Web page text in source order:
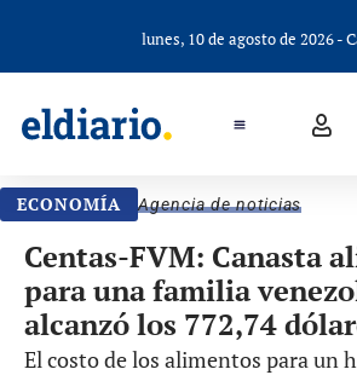
lunes, 10 de agosto de 2026 -
ECONOMÍA Agencia de noticias
Centas-FVM: Canasta
para una familia
alcanzó los 772,74
El costo de los alimentos para un